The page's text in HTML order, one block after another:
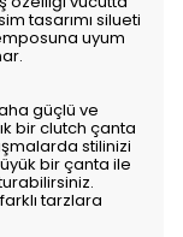
tasarımı silueti
uyum
güçlü ve
bir clutch çanta
stilinizi
bir çanta ile
tarzlara